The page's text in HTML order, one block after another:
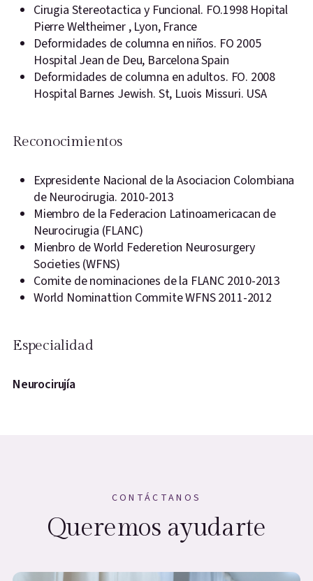
Cirugia Stereotactica y Funcional. FO.1998 Hopital
Pierre Weltheimer , Lyon, France
Deformidades de columna en niños. FO 2005
Hospital Jean de Deu, Barcelona Spain
Deformidades de columna en adultos. FO. 2008
Hospital Barnes Jewish. St, Luois Missuri. USA
Reconocimientos
Expresidente Nacional de la Asociacion Colombiana
de Neurocirugia. 2010-2013
Miembro de la Federacion Latinoamericacan de
Neurocirugia (FLANC)
Mienbro de World Federetion Neurosurgery
Societies (WFNS)
Comite de nominaciones de la FLANC 2010-2013
World Nominattion Commite WFNS 2011-2012
Especialidad
Neurocirujía
CONTÁCTANOS
Queremos ayudarte